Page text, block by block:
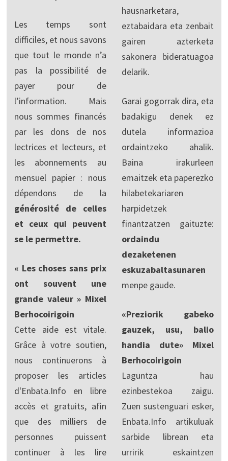
Les temps sont
difficiles, et nous savons
que tout le monde n’a
pas la possibilité de
payer pour de
l’information. Mais
nous sommes financés
par les dons de nos
lectrices et lecteurs, et
les abonnements au
mensuel papier : nous
dépendons de la
générosité de celles
et ceux qui peuvent
se le permettre.
« Les choses sans prix
ont souvent une
grande valeur » Mixel
Berhocoirigoin
Cette aide est vitale.
Grâce à votre soutien,
nous continuerons à
proposer les articles
d'Enbata.Info en libre
accès et gratuits, afin
que des milliers de
personnes puissent
continuer à les lire
hausnarketara,
eztabaidara eta zenbait
gairen azterketa
sakonera bideratuagoa
delarik.
Garai gogorrak dira, eta
badakigu denek ez
dutela informazioa
ordaintzeko ahalik.
Baina irakurleen
emaitzek eta paperezko
hilabetekariaren
harpidetzek
finantzatzen gaituzte:
ordaindu
dezaketenen
eskuzabaltasunaren
menpe gaude.
«Preziorik gabeko
gauzek, usu, balio
handia dute» Mixel
Berhocoirigoin
Laguntza hau
ezinbestekoa zaigu.
Zuen sustenguari esker,
Enbata.Info artikuluak
sarbide librean eta
urririk eskaintzen